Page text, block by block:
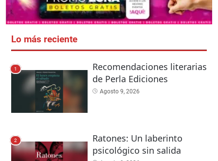
Lo más reciente
1
Recomendaciones literarias
de Perla Ediciones
Agosto 9, 2026
2
Ratones: Un laberinto
psicológico sin salida